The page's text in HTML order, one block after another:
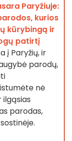
Paryžiuje:
kurios
kūrybingą ir
patirtį
į Paryžių, ir
parodų,
nė
ilgąsias
parodas,